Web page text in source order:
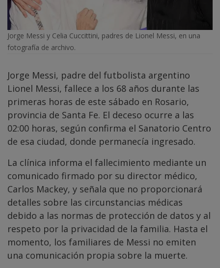
Jorge Messi y Celia Cuccittini, padres de Lionel Messi, en una
fotografía de archivo.
Jorge Messi, padre del futbolista argentino
Lionel Messi, fallece a los 68 años durante las
primeras horas de este sábado en Rosario,
provincia de Santa Fe. El deceso ocurre a las
02:00 horas, según confirma el Sanatorio Centro
de esa ciudad, donde permanecía ingresado.
La clínica informa el fallecimiento mediante un
comunicado firmado por su director médico,
Carlos Mackey, y señala que no proporcionará
detalles sobre las circunstancias médicas
debido a las normas de protección de datos y al
respeto por la privacidad de la familia. Hasta el
momento, los familiares de Messi no emiten
una comunicación propia sobre la muerte.